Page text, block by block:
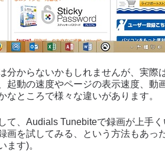
分からないかもしれませんが、実際
起動の速度やページの表示速度、動
なところで様々な違いがあります。
て、Audials Tunebiteで録画が上手
画を試してみる、という方法もあっ
ます)。